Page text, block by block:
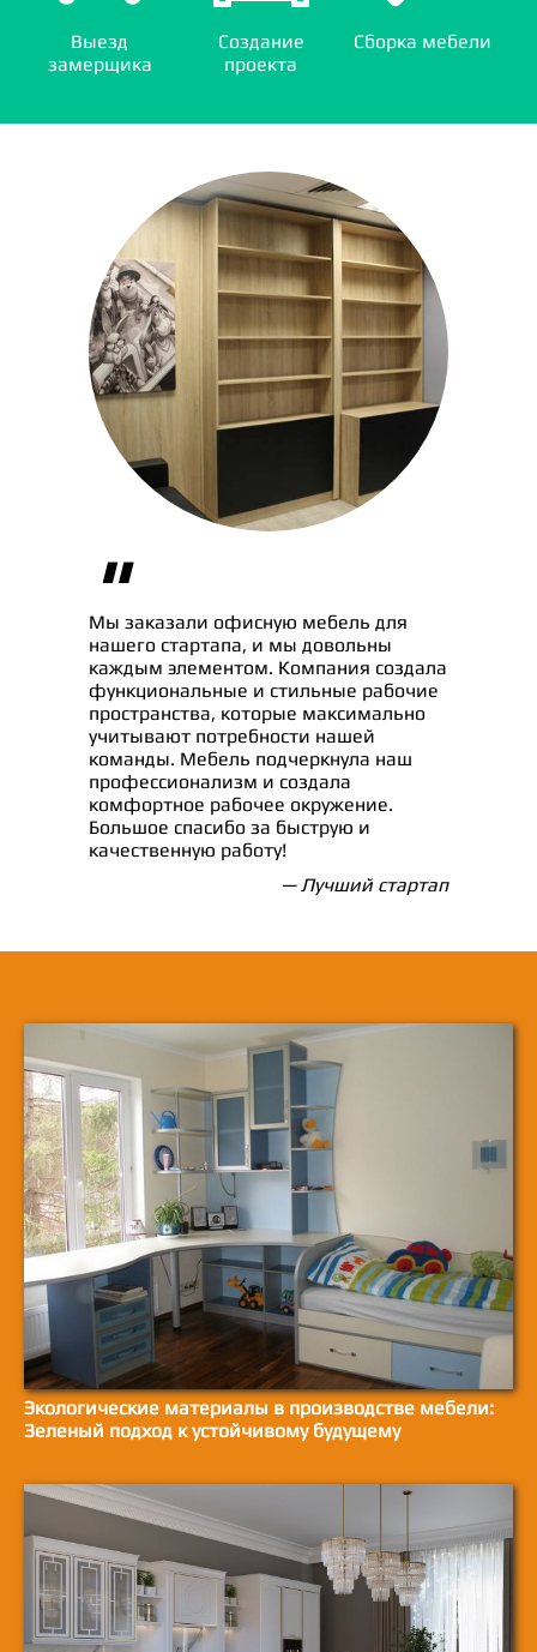
Выезд
замерщика
Создание
проекта
Сборка мебели
"
Мы заказали офисную мебель для
нашего стартапа, и мы довольны
каждым элементом. Компания создала
функциональные и стильные рабочие
пространства, которые максимально
учитывают потребности нашей
команды. Мебель подчеркнула наш
профессионализм и создала
комфортное рабочее окружение.
Большое спасибо за быструю и
качественную работу!
— Лучший стартап
Экологические материалы в производстве мебели:
Зеленый подход к устойчивому будущему